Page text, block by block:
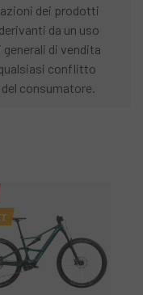
dei prodotti
da un uso
di vendita
conflitto
consumatore.